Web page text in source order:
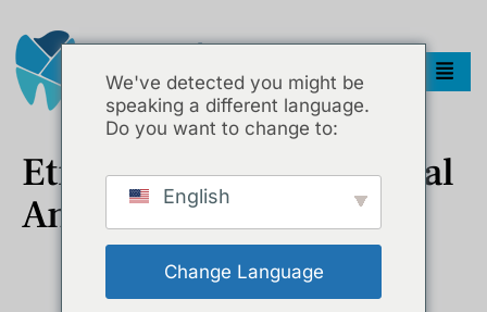
Etiket:Hamilelikte Lokal
Anestezi
Hamilelikte Diş Tedavisi Güvenli Mi? Anne Adaylarının En Çok
We've detected you might be
speaking a different language.
Do you want to change to:
English
Change Language